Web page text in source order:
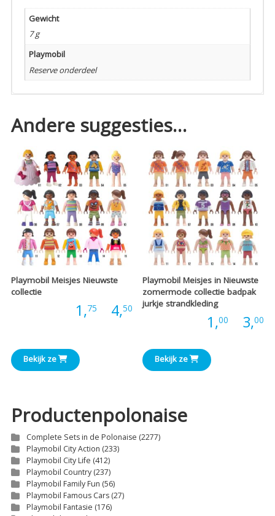
Gewicht
7 g
Playmobil
Reserve onderdeel
Andere suggesties…
Playmobil Meisjes Nieuwste
collectie
1,75 4,50Prijsklasse:
tot
Bekijk ze
Playmobil Meisjes in Nieuwste
zomermode collectie badpak
jurkje strandkleding
1,00 3,00
Bekijk ze
Productenpolonaise
Complete Sets in de Polonaise (2277)
Playmobil City Action (233)
Playmobil City Life (412)
Playmobil Country (237)
Playmobil Family Fun (56)
Playmobil Famous Cars (27)
Playmobil Fantasie (176)